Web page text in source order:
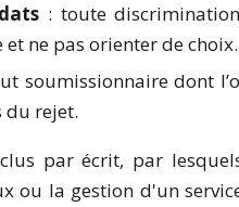
: toute
ne pas orienter de choix.
soumissionnaire dont
du rejet.
par écrit, par
ou la gestion d'un